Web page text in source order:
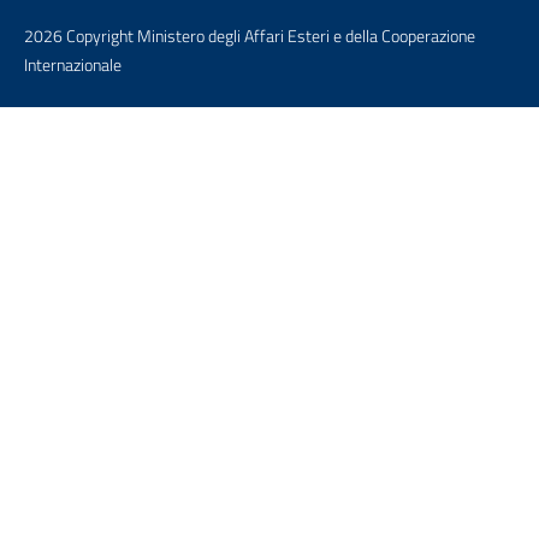
2026 Copyright Ministero degli Affari Esteri e della Cooperazione
Internazionale